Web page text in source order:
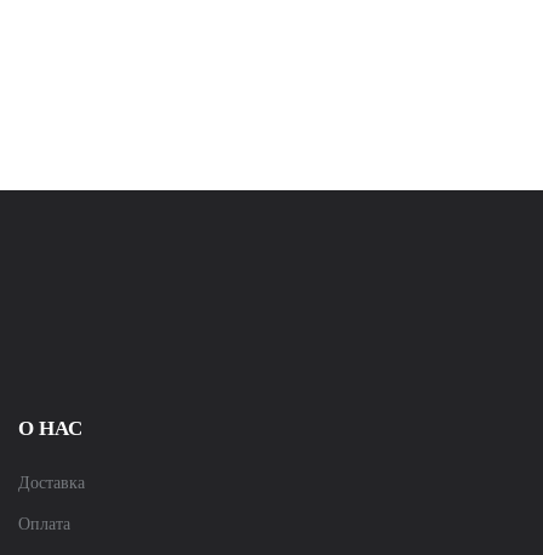
О НАС
Доставка
Оплата